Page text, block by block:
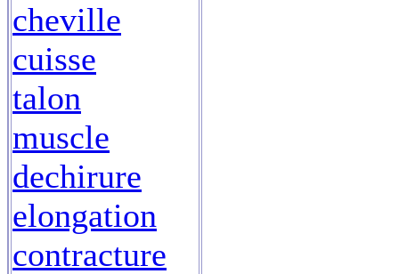
cheville
cuisse
talon
muscle
dechirure
elongation
contracture